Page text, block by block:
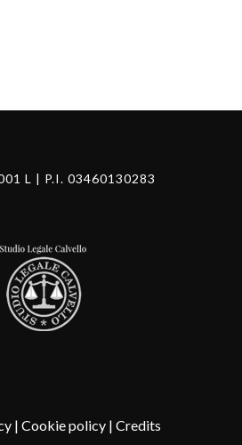
L | P.I. 03460130283
| Cookie policy| Credits